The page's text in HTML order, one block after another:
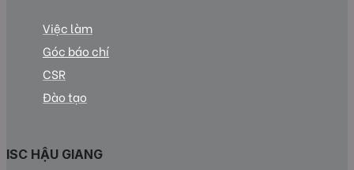
Việc làm
Góc báo chí
CSR
Đào tạo
ISC HẬU GIANG